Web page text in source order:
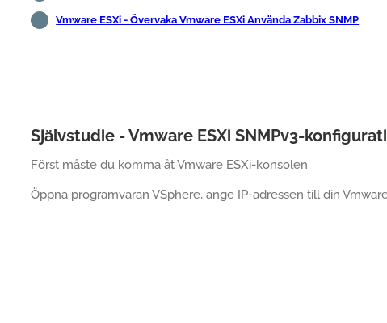
Vmware ESXi - Övervaka Vmware ESXi Använda Zabbix SNMP
Självstudie - Vmware ESXi SNMPv3-
Först måste du komma åt Vmware ESXi-konsolen.
Öppna programvaran VSphere, ange IP-adressen till din